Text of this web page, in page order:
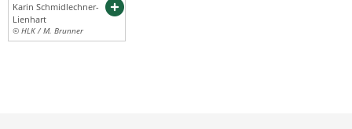
Karin Schmidlechner-
Lienhart
© HLK / M. Brunner